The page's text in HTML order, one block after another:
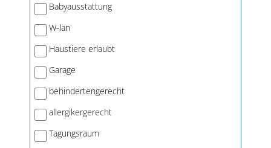
Babyausstattung
W-lan
Haustiere erlaubt
Garage
behindertengerecht
allergikergerecht
Tagungsraum